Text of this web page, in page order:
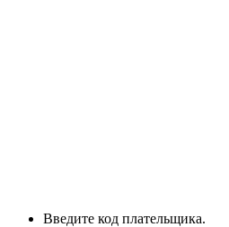
Введите код плательщика.